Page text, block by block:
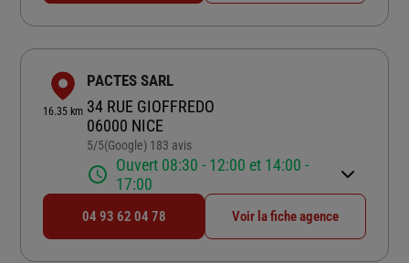
16.35 km
PACTES SARL
34 RUE GIOFFREDO
06000 NICE
5/5Note de 5 sur 5
(Google) 183 avis
Ouvert 08:30 - 12:00 et 14:00 -
17:00
04 93 62 04 78 Voir la fiche agence